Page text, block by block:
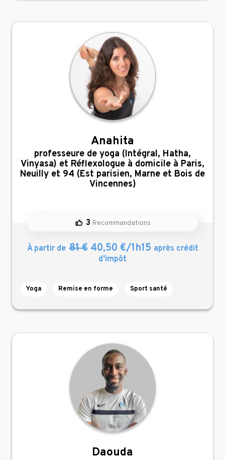
Anahita
,
professeure de yoga (Intégral, Hatha,
Vinyasa) et Réflexologue à domicile à Paris,
Neuilly et 94 (Est parisien, Marne et Bois de
Vincennes)
3 Recommandations
À partir de 81 €40,50 €/1h15 après crédit
d’impôt
Yoga Remise en forme Sport santé
Daouda